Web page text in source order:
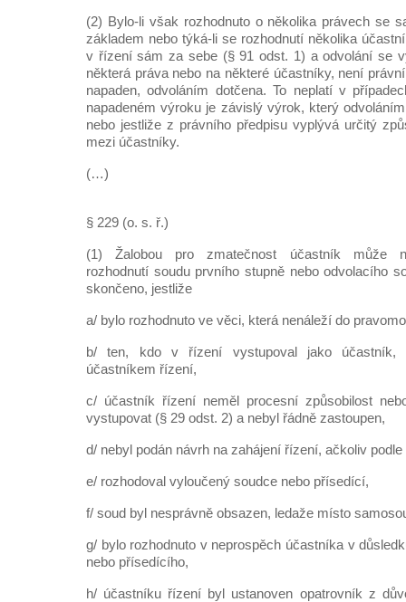
(2) Bylo-li však rozhodnuto o několika právech se
základem nebo týká-li se rozhodnutí několika
v řízení sám za sebe (§ 91 odst. 1) a odvolání se
některá práva nebo na některé účastníky, není
napaden, odvoláním dotčena. To neplatí v
napadeném výroku je závislý výrok, který
nebo jestliže z právního předpisu vyplývá určitý
mezi účastníky.
(…)
§ 229 (o. s. ř.)
(1) Žalobou pro zmatečnost účastník může
rozhodnutí soudu prvního stupně nebo odvolacího
skončeno, jestliže
a/ bylo rozhodnuto ve věci, která nenáleží do
b/ ten, kdo v řízení vystupoval jako účastník,
účastníkem řízení,
c/ účastník řízení neměl procesní způsobilost
vystupovat (§ 29 odst. 2) a nebyl řádně zastoupen,
d/ nebyl podán návrh na zahájení řízení, ačkoliv
e/ rozhodoval vyloučený soudce nebo přísedící,
f/ soud byl nesprávně obsazen, ledaže místo
g/ bylo rozhodnuto v neprospěch účastníka v
nebo přísedícího,
h/ účastníku řízení byl ustanoven opatrovník z